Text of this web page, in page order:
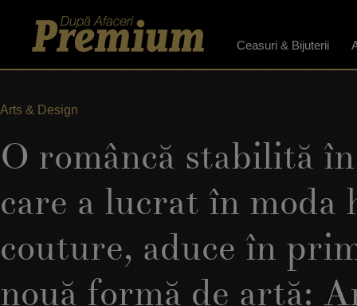
Ceasuri & Bijuterii
Arts & Design
O româncă stabilită
care a lucrat în moda
couture, aduce în
nouă formă de artă: